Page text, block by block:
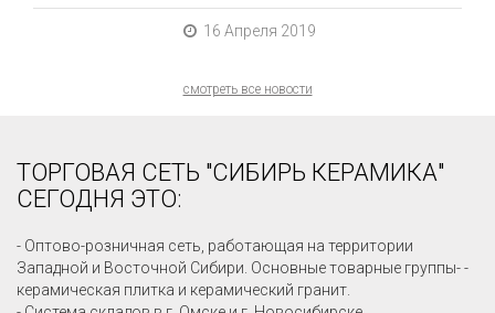
16 Апреля 2019
смотреть все новости
ТОРГОВАЯ СЕТЬ "СИБИРЬ КЕРАМИКА"
СЕГОДНЯ ЭТО:
- Оптово-розничная сеть, работающая на территории
Западной и Восточной Сибири. Основные товарные группы- -
керамическая плитка и керамический гранит.